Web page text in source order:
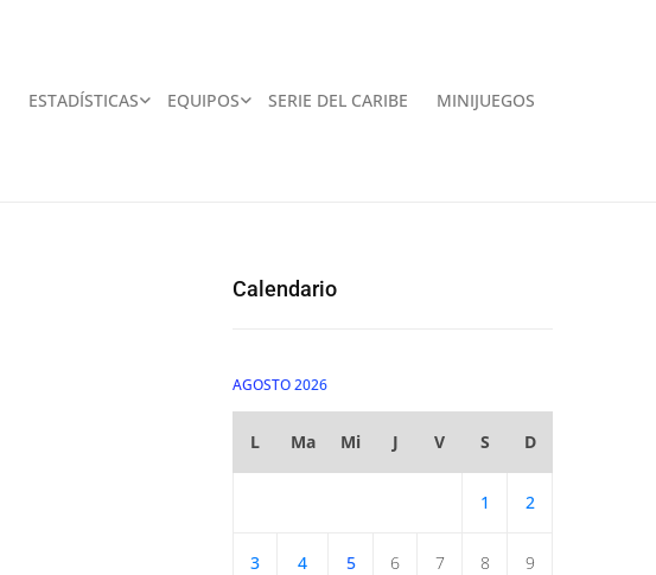
ESTADÍSTICAS EQUIPOS SERIE DEL CARIBE MINIJUEGOS
Calendario
AGOSTO 2026
L Ma Mi J V S D
1 2
3 4 5 6 7 8 9